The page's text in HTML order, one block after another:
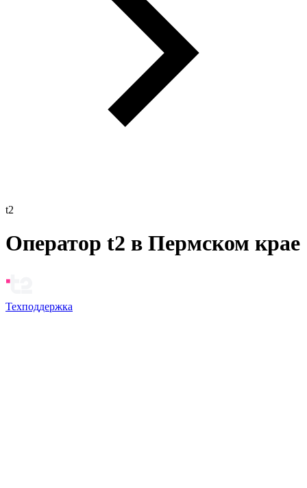
t2
Оператор t2 в Пермском крае
Техподдержка